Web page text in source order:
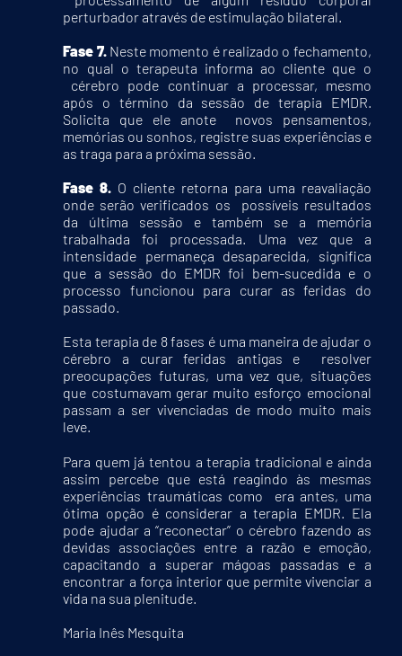
perturbador através de estimulação bilateral.
Fase 7.Neste momento é realizado o fechamento,
no qual o terapeuta informa ao cliente que o
cérebro pode continuar a processar, mesmo
após o término da sessão de terapia EMDR.
Solicita que ele anote novos pensamentos,
memórias ou sonhos, registre suas experiências e
as traga para a próxima sessão.
Fase 8. O cliente retorna para uma reavaliação
onde serão verificados os possíveis resultados
da última sessão e também se a memória
trabalhada foi processada. Uma vez que a
intensidade permaneça desaparecida, significa
que a sessão do EMDR foi bem-sucedida e o
processo funcionou para curar as feridas do
passado.
Esta terapia de 8 fases é uma maneira de ajudar o
cérebro a curar feridas antigas e resolver
preocupações futuras, uma vez que, situações
que costumavam gerar muito esforço emocional
passam a ser vivenciadas de modo muito mais
leve.
Para quem já tentou a terapia tradicional e ainda
assim percebe que está reagindo às mesmas
experiências traumáticas como era antes, uma
ótima opção é considerar a terapia EMDR. Ela
pode ajudar a “reconectar” o cérebro fazendo as
devidas associações entre a razão e emoção,
capacitando a superar mágoas passadas e a
encontrar a força interior que permite vivenciar a
vida na sua plenitude.
Maria Inês Mesquita